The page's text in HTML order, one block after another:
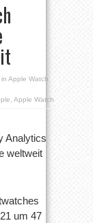
in Apple Watch
, Apple Watch
Analytics
weltweit
um 47